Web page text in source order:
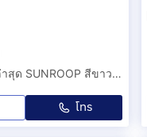
ฟรีดาวน์ HONDA HRV 1.5 HEV รุ่นRS รุ่นใหม่ล่าสุด SUNROOP สีขาว ปี2567(จดทะเบียน2024) รถสวย วิ่งเพียง 40,000 กม เจ้าเดียวออกป้ายแดงศูนย์ฮอนด้า.
โทร